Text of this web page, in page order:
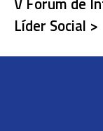
Líder Social >